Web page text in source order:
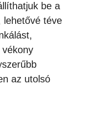
be a
lehetővé téve
vékony
az utolsó